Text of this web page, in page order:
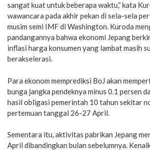
sangat kuat untuk beberapa waktu,” kata
wawancara pada akhir pekan di sela-sela
musim semi IMF di Washington. Kuroda
pandangannya bahwa ekonomi Jepang
inflasi harga konsumen yang lambat masih
berakselerasi.
Para ekonom memprediksi BoJ akan
bunga jangka pendeknya minus 0.1 persen
hasil obligasi pemerintah 10 tahun sekitar
pertemuan tanggal 26-27 April.
Sementara itu, aktivitas pabrikan Jepang
April dibandingkan bulan sebelumnya.